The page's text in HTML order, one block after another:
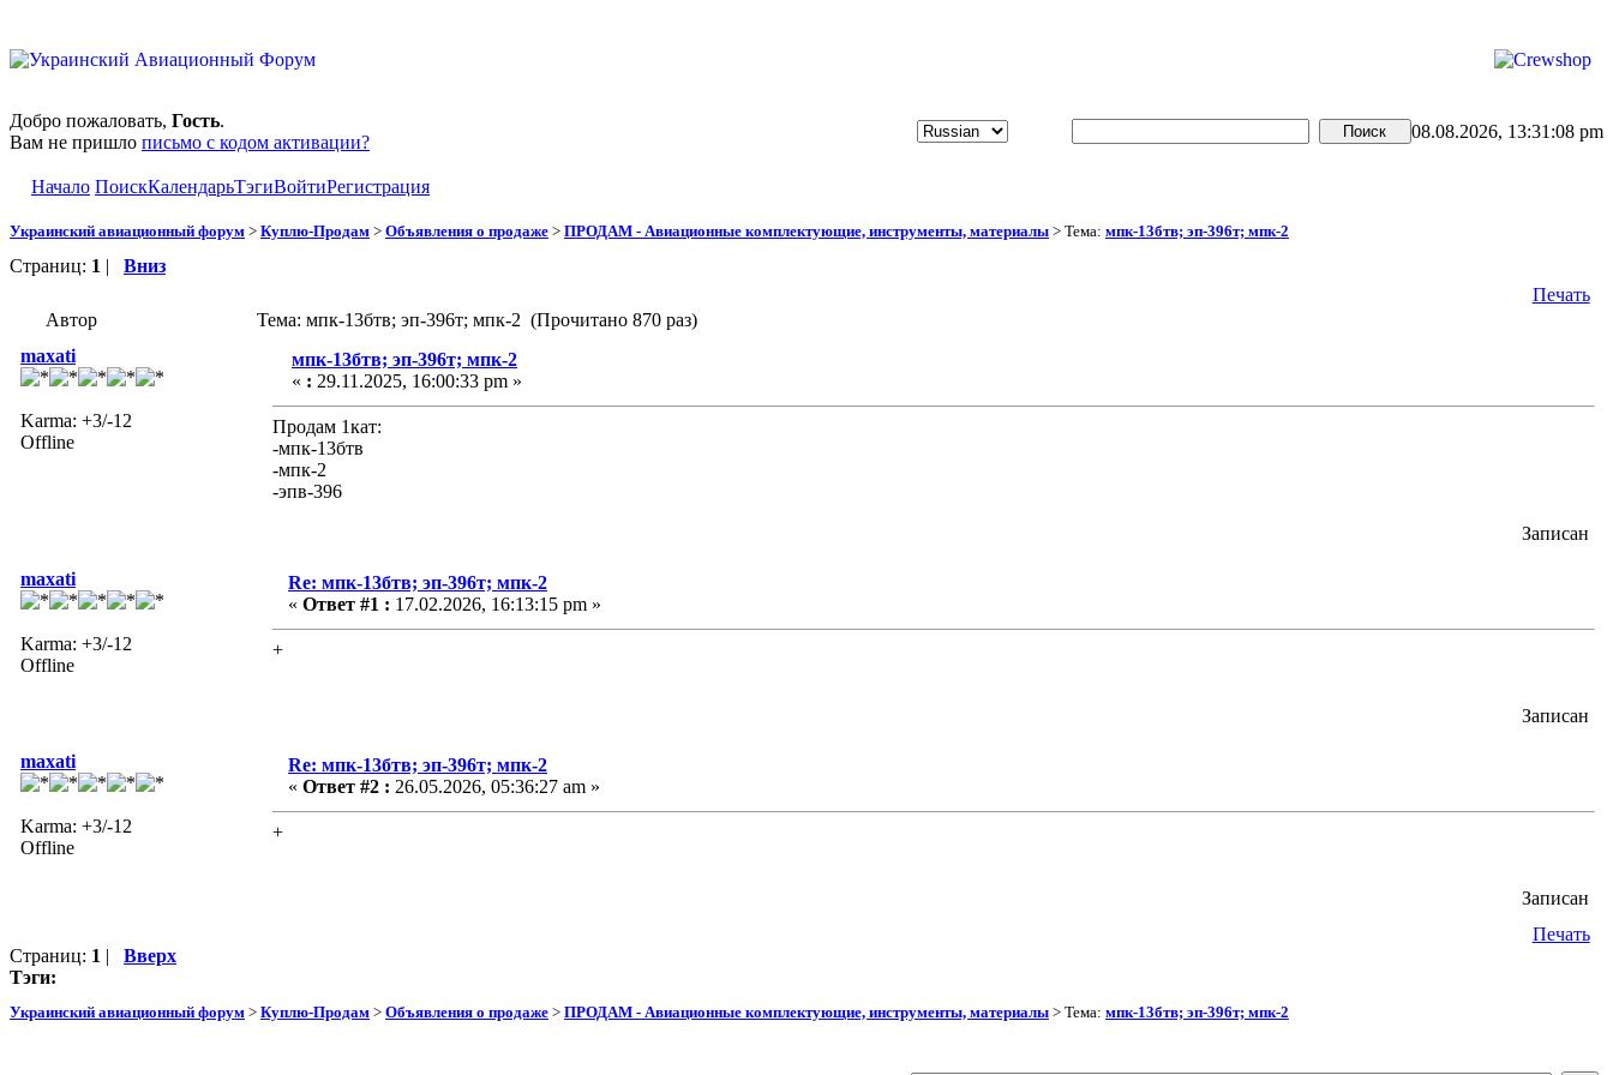
Добро пожаловать, Гость.
Вам не пришло письмо с кодом активации?
08.08.2026, 13:31:08 pm
Начало ПоискКалендарьТэгиВойтиРегистрация
Украинский авиационный форум > Куплю-Продам > Объявления о продаже > ПРОДАМ - Авиационные комплектующие, инструменты, материалы > Тема: мпк-13бтв; эп-396т; мпк-2
Страниц: 1 | Вниз
Печать
Автор
Тема: мпк-13бтв; эп-396т; мпк-2 (Прочитано 870 раз)
maxati
Karma: +3/-12
Offline
мпк-13бтв; эп-396т; мпк-2
« : 29.11.2025, 16:00:33 pm »
Продам 1кат:
-мпк-13бтв
-мпк-2
-эпв-396
Записан
maxati
Karma: +3/-12
Offline
Re: мпк-13бтв; эп-396т; мпк-2
« Ответ #1 : 17.02.2026, 16:13:15 pm »
+
Записан
maxati
Karma: +3/-12
Offline
Re: мпк-13бтв; эп-396т; мпк-2
« Ответ #2 : 26.05.2026, 05:36:27 am »
+
Записан
Печать
Страниц: 1 | Вверх
Тэги:
Украинский авиационный форум > Куплю-Продам > Объявления о продаже > ПРОДАМ - Авиационные комплектующие, инструменты, материалы > Тема: мпк-13бтв; эп-396т; мпк-2